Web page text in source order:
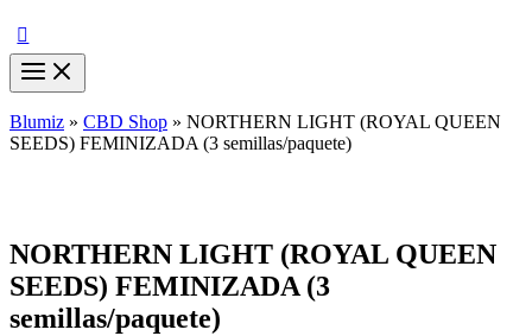
Blumiz » CBD Shop » NORTHERN LIGHT (ROYAL QUEEN
SEEDS) FEMINIZADA (3 semillas/paquete)
NORTHERN LIGHT (ROYAL QUEEN
SEEDS) FEMINIZADA (3
semillas/paquete)